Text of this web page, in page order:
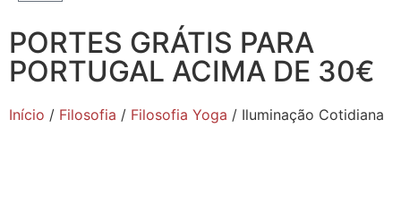
PORTES GRÁTIS PARA
PORTUGAL ACIMA DE 30€
Início / Filosofia / Filosofia Yoga / Iluminação Cotidiana